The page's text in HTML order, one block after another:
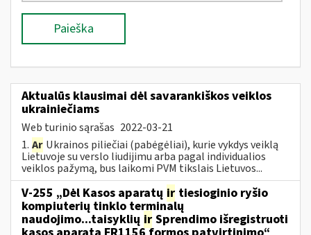
Paieška
Aktualūs klausimai dėl savarankiškos veiklos
ukrainiečiams
Web turinio sąrašas 2022-03-21
1. Ar Ukrainos piliečiai (pabėgėliai), kurie vykdys veiklą
Lietuvoje su verslo liudijimu arba pagal individualios
veiklos pažymą, bus laikomi PVM tikslais Lietuvos...
V-255 „Dėl Kasos aparatų ir tiesioginio ryšio
kompiuterių tinklo terminalų
naudojimo...taisyklių ir Sprendimo išregistruoti